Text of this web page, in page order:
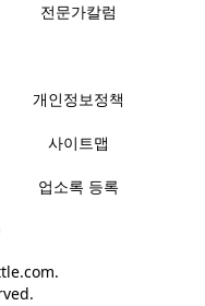
전문가칼럼
개인정보정책
사이트맵
업소록 등록
.